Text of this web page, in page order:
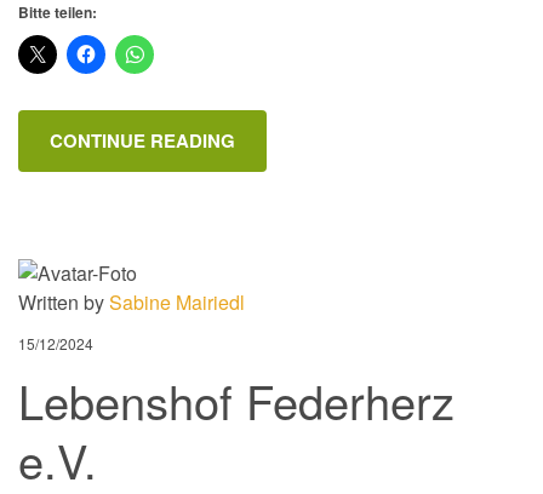
Bitte teilen:
CONTINUE READING
Written bySabine Mairiedl
15/12/2024
Lebenshof Federherz
e.V.